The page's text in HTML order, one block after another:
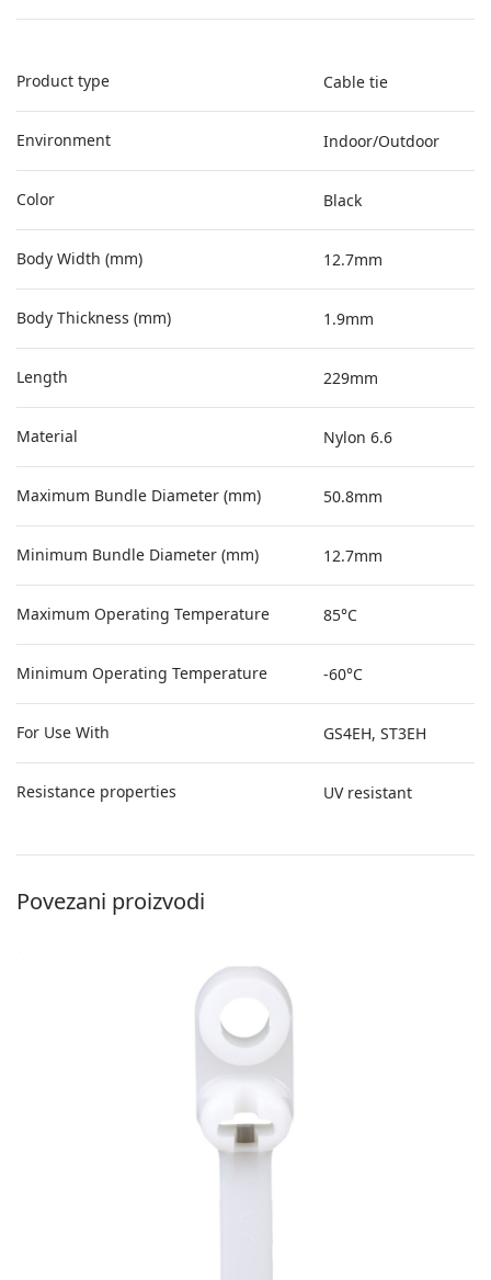
Product type Cable tie
Environment Indoor/Outdoor
Color Black
Body Width (mm) 12.7mm
Body Thickness (mm) 1.9mm
Length 229mm
Material Nylon 6.6
Maximum Bundle Diameter (mm) 50.8mm
Minimum Bundle Diameter (mm) 12.7mm
Maximum Operating Temperature 85°C
Minimum Operating Temperature -60°C
For Use With GS4EH, ST3EH
Resistance properties UV resistant
Povezani proizvodi